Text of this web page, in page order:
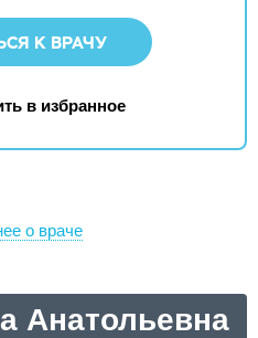
К ВРАЧУ
в избранное
о враче
Анатольевна